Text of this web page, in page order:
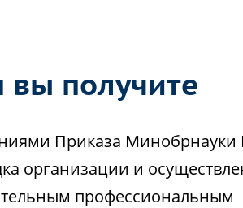
вы получите
Приказа
организации и
профессиональным